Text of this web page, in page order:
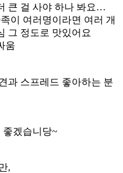
큰 걸 사야 하나 봐요…
이 여러명이라면 여러 개
그 정도로 맛있어요
움
과 스프레드 좋아하는 분
좋겠습니당~
,